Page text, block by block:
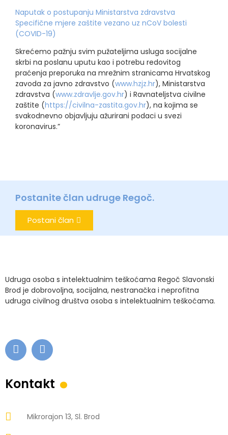
Naputak o postupanju Ministarstva zdravstva
Specifične mjere zaštite vezano uz nCoV bolesti
(COVID-19)
Skrećemo pažnju svim pužateljima usluga socijalne
skrbi na poslanu uputu kao i potrebu redovitog
praćenja preporuka na mrežnim stranicama Hrvatskog
zavoda za javno zdravstvo (www.hzjz.hr), Ministarstva
zdravstva (www.zdravlje.gov.hr) i Ravnateljstva civilne
zaštite (https://civilna-zastita.gov.hr), na kojima se
svakodnevno objavljuju ažurirani podaci u svezi
koronavirus.”
Postanite član udruge Regoč.
Postani član
Udruga osoba s intelektualnim teškoćama Regoč Slavonski
Brod je dobrovoljna, socijalna, nestranačka i neprofitna
udruga civilnog društva osoba s intelektualnim teškoćama.
Kontakt .
Mikrorajon 13, Sl. Brod